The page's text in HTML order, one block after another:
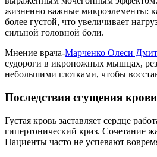
жизненно важные микроэлементы:
более густой, что увеличивает
сильной головной боли.
Мнение врача-Марченко Олеси
судороги в икроножных мышцах,
небольшими глотками, чтобы
Последствия сгущения
Густая кровь заставляет сердце
гипертонический криз. Сочетание
Пациенты часто не успевают